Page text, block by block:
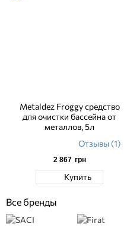
Metaldez Froggy средство
для очистки бассейна от
металлов, 5л
Отзывы (1)
2 867 грн
Купить
Все бренды